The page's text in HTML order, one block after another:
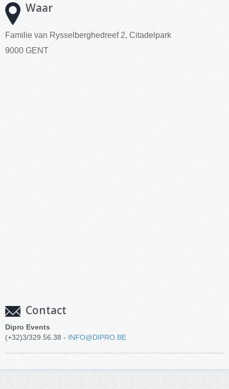
Waar
Familie van Rysselberghedreef 2, Citadelpark
9000 GENT
Contact
Dipro Events
(+32)3/329.56.38 - INFO@DIPRO.BE